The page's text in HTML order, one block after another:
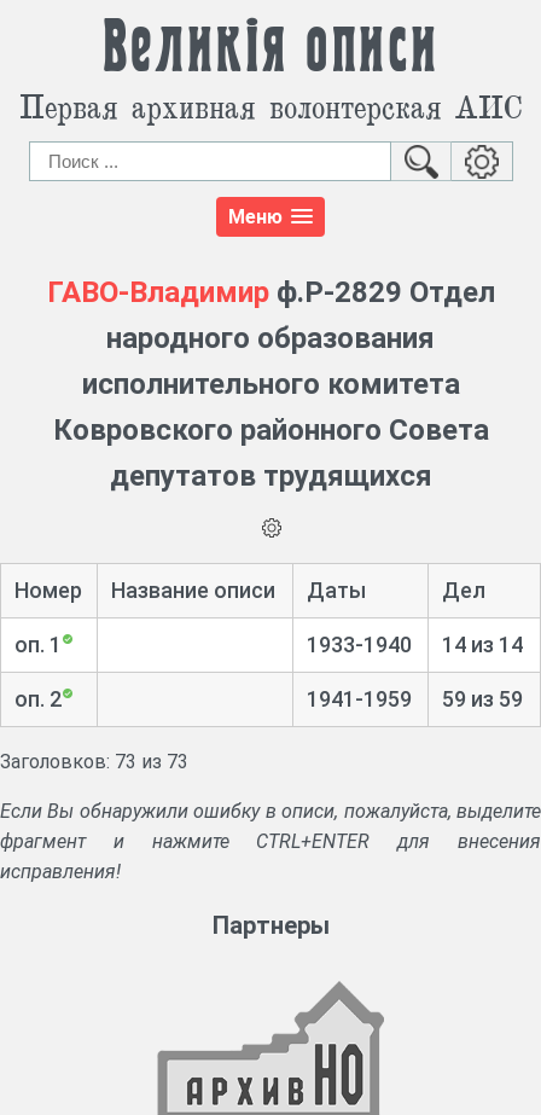
Великія описи
Первая архивная волонтерская АИС
Меню
ГАВО-Владимирф.Р-2829 Отдел
народного образования
исполнительного комитета
Ковровского районного Совета
депутатов трудящихся
Номер Название описи Даты Дел
оп. 1 1933-1940 14 из 14
оп. 2 1941-1959 59 из 59
Заголовков: 73 из 73
Если Вы обнаружили ошибку в описи, пожалуйста, выделите
фрагмент и нажмите CTRL+ENTER для внесения
исправления!
Партнеры